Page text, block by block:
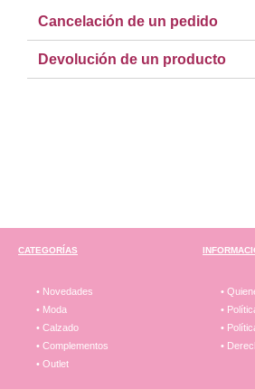
Cancelación de un pedido
Devolución de un producto
CATEGORÍAS
• Novedades
• Moda
• Calzado
• Complementos
• Outlet
•
•
•
•